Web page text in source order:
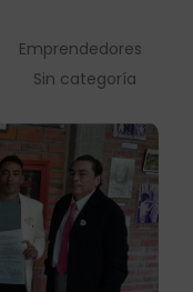
Emprendedores
Sin categoría